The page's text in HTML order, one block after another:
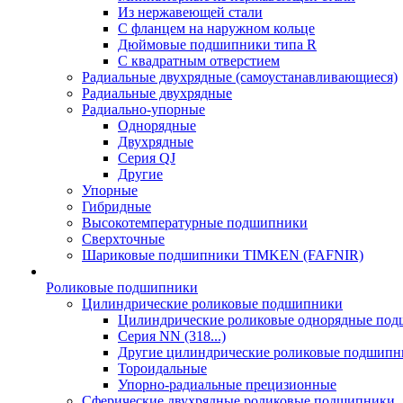
Из нержавеющей стали
С фланцем на наружном кольце
Дюймовые подшипники типа R
С квадратным отверстием
Радиальные двухрядные (самоустанавливающиеся)
Радиальные двухрядные
Радиально-упорные
Однорядные
Двухрядные
Серия QJ
Другие
Упорные
Гибридные
Высокотемпературные подшипники
Сверхточные
Шариковые подшипники TIMKEN (FAFNIR)
Роликовые подшипники
Цилиндрические роликовые подшипники
Цилиндрические роликовые однорядные
Серия NN (318...)
Другие цилиндрические роликовые
Тороидальные
Упорно-радиальные прецизионные